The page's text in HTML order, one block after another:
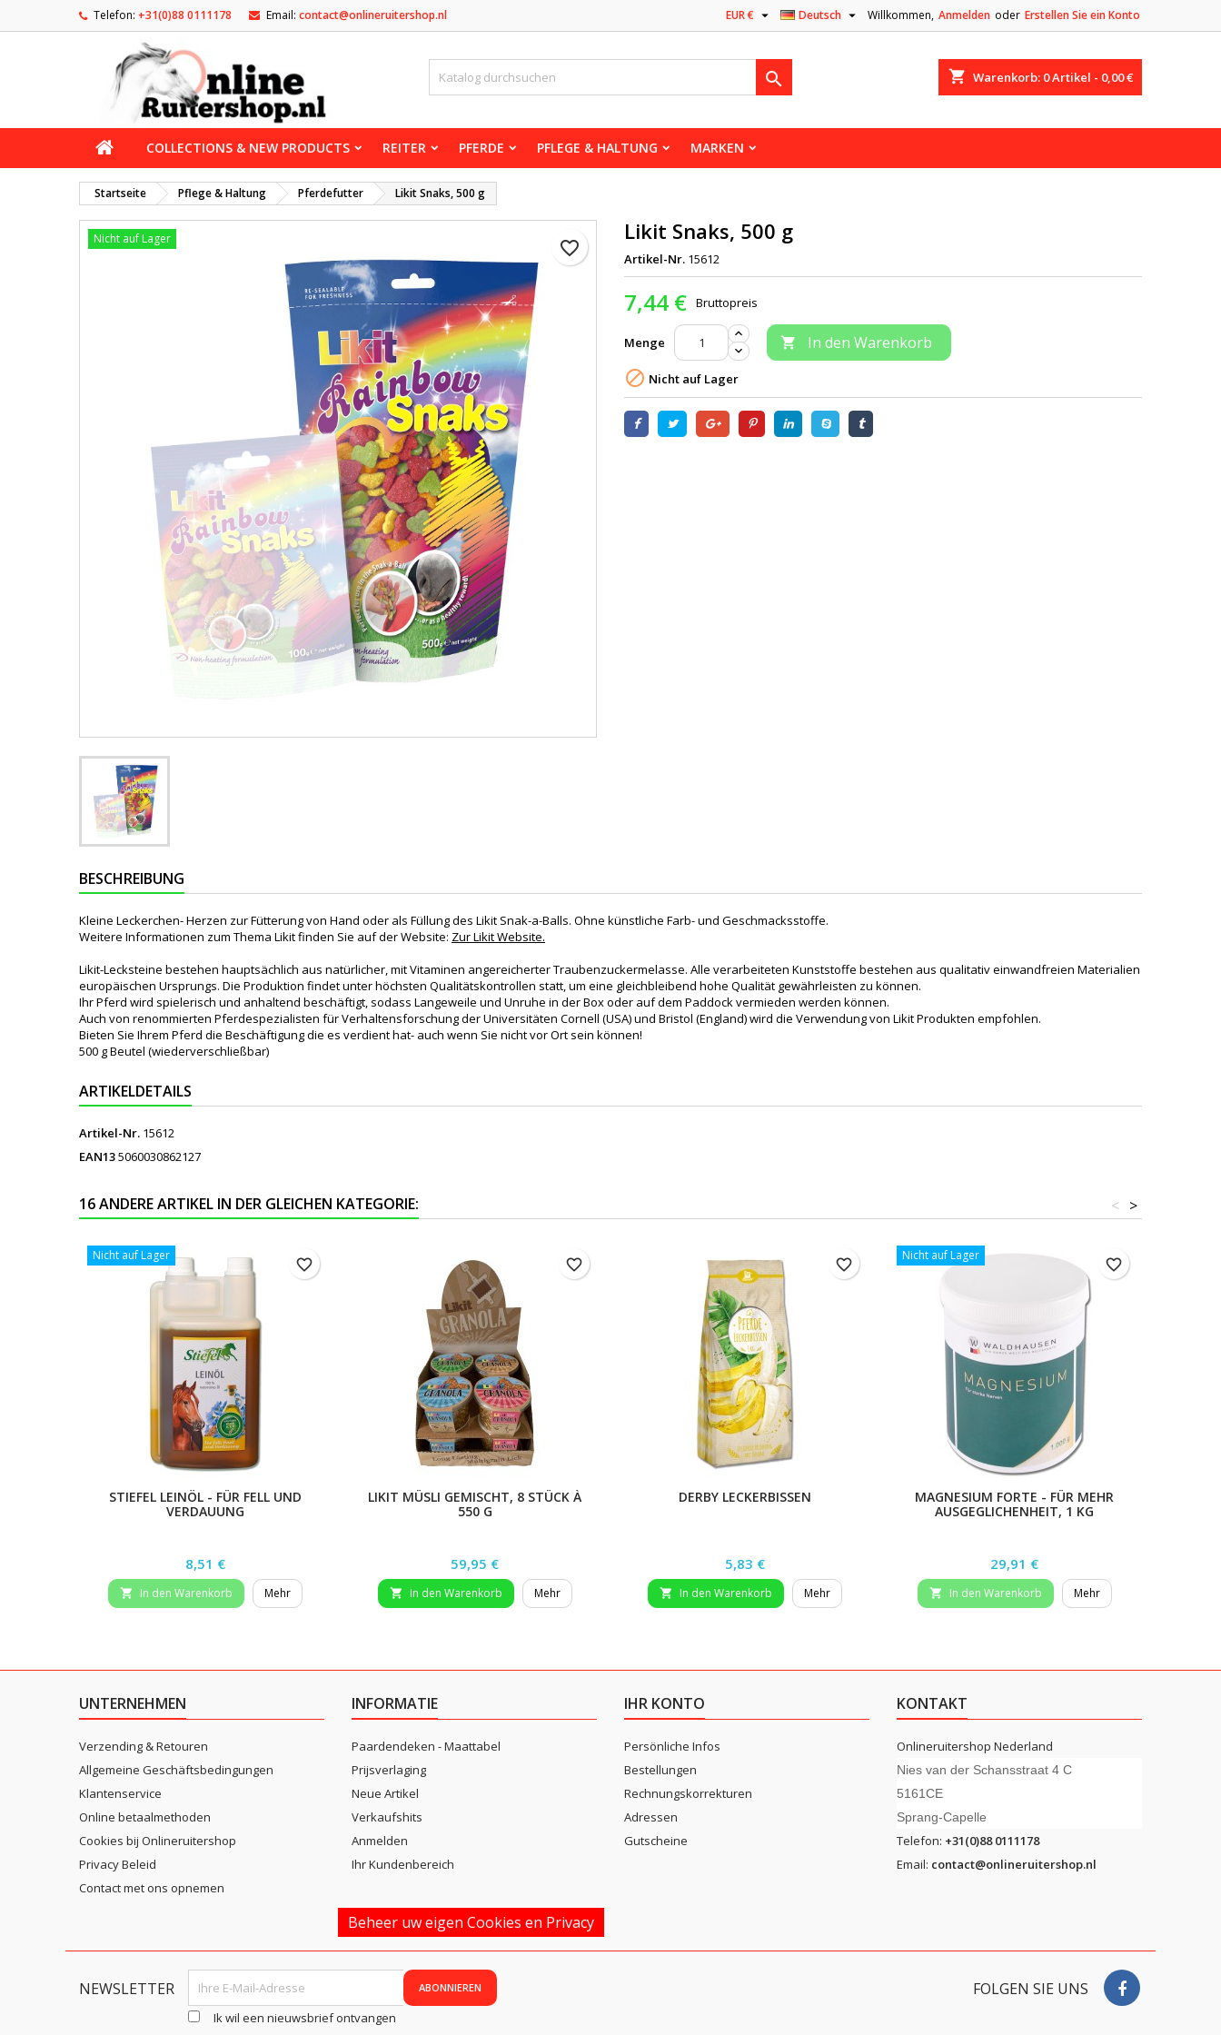
Telefon: +31(0)88 0111178 Email: contact@onlineruitershop.nl Willkommen, Anmelden oder Erstellen Sie ein Konto
Deutsch 
EUR € 
shopping_cart Warenkorb: 0Artikel - 0,00 €

COLLECTIONS & NEW PRODUCTS REITER PFERDE PFLEGE & HALTUNG MARKEN
Startseite Pflege & Haltung Pferdefutter Likit Snaks, 500 g
favorite_border
Nicht auf Lager Likit Snaks, 500 g
Artikel-Nr. 15612
7,44 € Bruttopreis
Menge  In den Warenkorb
 Nicht auf Lager
BESCHREIBUNG
Kleine Leckerchen- Herzen zur Fütterung von Hand oder als Füllung des Likit Snak-a-Balls. Ohne künstliche Farb- und Geschmacksstoffe.
Weitere Informationen zum Thema Likit finden Sie auf der Website: Zur Likit Website.
Likit-Lecksteine bestehen hauptsächlich aus natürlicher, mit Vitaminen angereicherter Traubenzuckermelasse. Alle verarbeiteten Kunststoffe bestehen aus qualitativ einwandfreien Materialien
europäischen Ursprungs. Die Produktion findet unter höchsten Qualitätskontrollen statt, um eine gleichbleibend hohe Qualität gewährleisten zu können.
Ihr Pferd wird spielerisch und anhaltend beschäftigt, sodass Langeweile und Unruhe in der Box oder auf dem Paddock vermieden werden können.
Auch von renommierten Pferdespezialisten für Verhaltensforschung der Universitäten Cornell (USA) und Bristol (England) wird die Verwendung von Likit Produkten empfohlen.
Bieten Sie Ihrem Pferd die Beschäftigung die es verdient hat- auch wenn Sie nicht vor Ort sein können!
500 g Beutel (wiederverschließbar)
ARTIKELDETAILS
Artikel-Nr. 15612
EAN135060030862127
16 ANDERE ARTIKEL IN DER GLEICHEN KATEGORIE: >
<
Nicht auf Lager
STIEFEL LEINÖL - FÜR FELL UND
VERDAUUNG
Preis
8,51 €
 In den Warenkorb Mehr
favorite_border
LIKIT MÜSLI GEMISCHT, 8 STÜCK À
550 G
Preis
59,95 €
 In den Warenkorb Mehr
favorite_border
DERBY LECKERBISSEN
Preis
5,83 €
 In den Warenkorb Mehr
favorite_border
Nicht auf Lager
MAGNESIUM FORTE - FÜR MEHR
AUSGEGLICHENHEIT, 1 KG
Preis
29,91 €
 In den Warenkorb Mehr
favorite_border
UNTERNEHMEN
Verzending & Retouren
Allgemeine Geschäftsbedingungen
Klantenservice
Online betaalmethoden
Cookies bij Onlineruitershop
Privacy Beleid
Contact met ons opnemen
INFORMATIE
Paardendeken - Maattabel
Prijsverlaging
Neue Artikel
Verkaufshits
Anmelden
Ihr Kundenbereich
IHR KONTO
Persönliche Infos
Bestellungen
Rechnungskorrekturen
Adressen
Gutscheine
KONTAKT
Onlineruitershop Nederland
Nies van der Schansstraat 4 C
5161CE
Sprang-Capelle
Telefon: +31(0)88 0111178
Email: contact@onlineruitershop.nl
Beheer uw eigen Cookies en Privacy
NEWSLETTER
Ik wil een nieuwsbrief ontvangen
FOLGEN SIE UNS